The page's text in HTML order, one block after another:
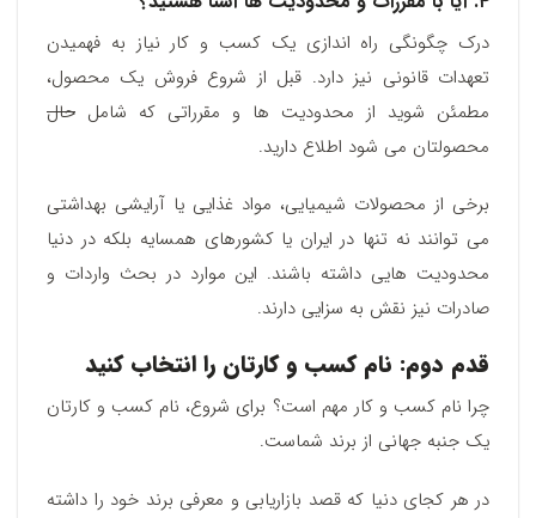
درک چگونگی راه اندازی یک کسب و کار نیاز به فهمیدن
تعهدات قانونی نیز دارد. قبل از شروع فروش یک محصول،
مطمئن شوید از محدودیت ها و مقرراتی که شامل حال
محصولتان می شود اطلاع دارید.
برخی از محصولات شیمیایی، مواد غذایی یا آرایشی بهداشتی
می توانند نه تنها در ایران یا کشورهای همسایه بلکه در دنیا
محدودیت هایی داشته باشند. این موارد در بحث واردات و
صادرات نیز نقش به‌ سزایی دارند.
قدم دوم: نام کسب و کارتان را انتخاب کنید
چرا نام کسب و کار مهم است؟ برای شروع، نام کسب و کارتان
یک جنبه جهانی از برند شماست.
در هر کجای دنیا که قصد بازاریابی و معرفی برند خود را داشته